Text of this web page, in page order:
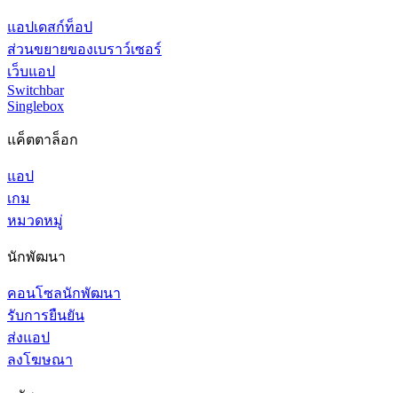
แอปเดสก์ท็อป
ส่วนขยายของเบราว์เซอร์
เว็บแอป
Switchbar
Singlebox
แค็ตตาล็อก
แอป
เกม
หมวดหมู่
นักพัฒนา
คอนโซลนักพัฒนา
รับการยืนยัน
ส่งแอป
ลงโฆษณา